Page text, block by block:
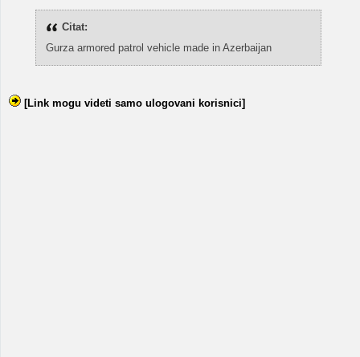
Citat:
Gurza armored patrol vehicle made in Azerbaijan
[Link mogu videti samo ulogovani korisnici]